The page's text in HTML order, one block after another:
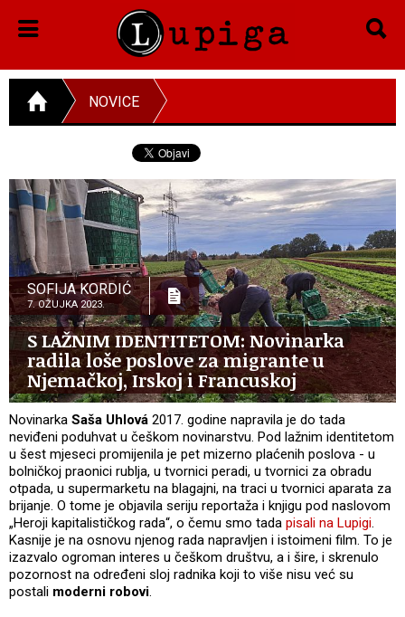
NOVICE
SOFIJA KORDIĆ
7. OŽUJKA 2023.
S LAŽNIM IDENTITETOM: Novinarka
radila loše poslove za migrante u
Njemačkoj, Irskoj i Francuskoj
Novinarka Saša Uhlová 2017. godine napravila je do tada
neviđeni poduhvat u češkom novinarstvu. Pod lažnim identitetom
u šest mjeseci promijenila je pet mizerno plaćenih poslova - u
bolničkoj praonici rublja, u tvornici peradi, u tvornici za obradu
otpada, u supermarketu na blagajni, na traci u tvornici aparata za
brijanje. O tome je objavila seriju reportaža i knjigu pod naslovom
„Heroji kapitalističkog rada“, o čemu smo tada pisali na Lupigi.
Kasnije je na osnovu njenog rada napravljen i istoimeni film. To je
izazvalo ogroman interes u češkom društvu, a i šire, i skrenulo
pozornost na određeni sloj radnika koji to više nisu već su
postali moderni robovi.